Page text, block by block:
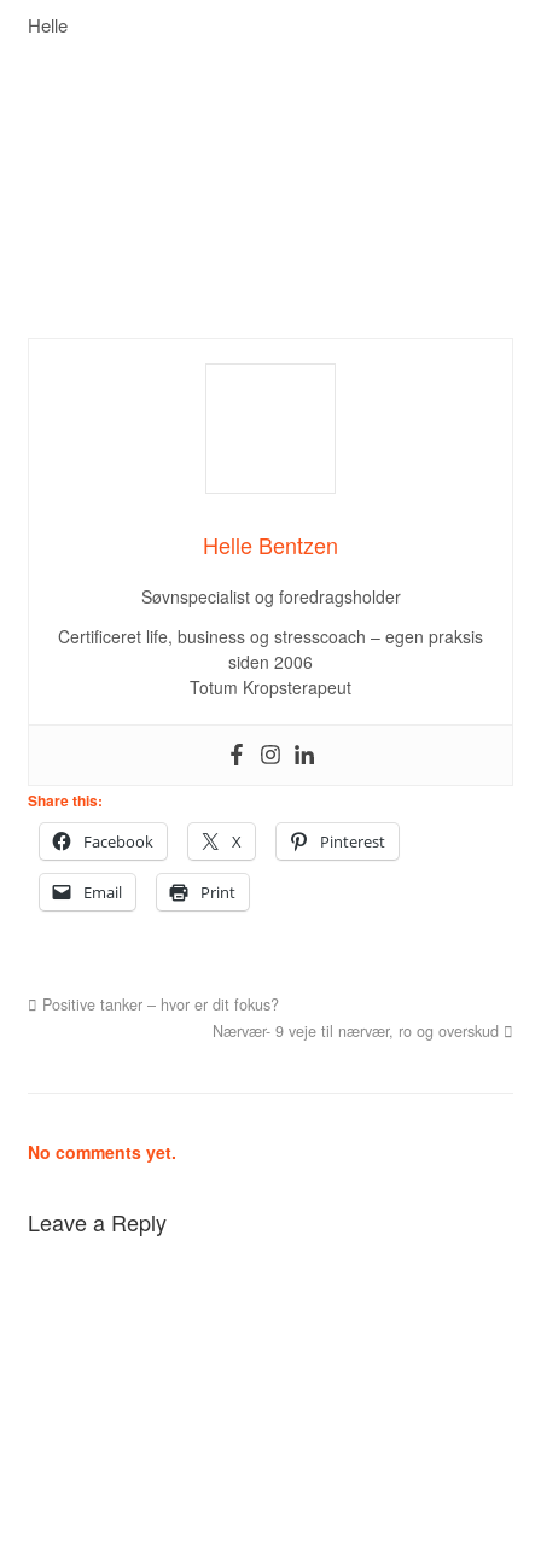
Helle
Helle Bentzen
Søvnspecialist og foredragsholder
Certificeret life, business og stresscoach – egen praksis
siden 2006
Totum Kropsterapeut
Share this:
Facebook
X Pinterest
Email Print
Positive tanker – hvor er dit fokus?
Nærvær- 9 veje til nærvær, ro og overskud
No comments yet.
Leave a Reply